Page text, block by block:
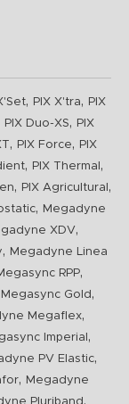
, PIX X'tra,
PIX
PIX Duo-XS,
PIX
, PIX Force,
PIX
, PIX Thermal ,
, PIX Agricultural ,
,
Megadyne
XDV,
,
Megadyne Linea
RPP,
Gold ,
Megaflex,
Imperial ,
PV Elastic,
,
Megadyne
,